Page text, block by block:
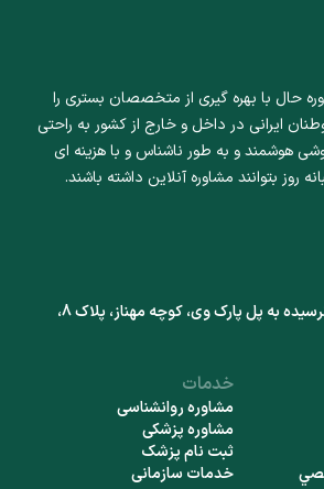
حال با بهره گیری از متخصصان بستری را
ایرانی در داخل و خارج از کشور به راحتی
هوشمند و به طور ناشناس و با هزینه ای
روز بتوانند مشاوره آنلاین داشته باشند.
خدمات
مشاوره روانشناسی
مشاوره پزشکی
ثبت نام پزشک
خدمات سازمانی
تهران، خ ولیعصر، نرسیده به پل پارک وی، کوچه مهناز، پلاک 8،